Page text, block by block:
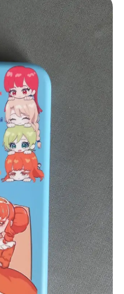
컷 티셔츠 티셔츠
후드
아우터 바지